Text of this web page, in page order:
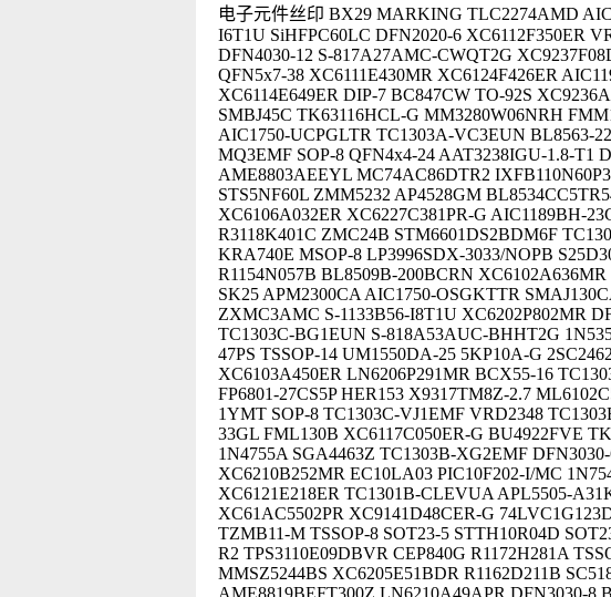
电子元件丝印 BX29 MARKING TLC2274AMD
I6T1U SiHFPC60LC DFN2020-6 XC6112F350ER
DFN4030-12 S-817A27AMC-CWQT2G
QFN5x7-38 XC6111E430MR XC6124F426ER
XC6114E649ER DIP-7 BC847CW TO-92S
SMBJ45C TK63116HCL-G MM3280W06NRH
AIC1750-UCPGLTR TC1303A-VC3EUN BL8563-
MQ3EMF SOP-8 QFN4x4-24 AAT3238IGU-1.8-T1
AME8803AEEYL MC74AC86DTR2
STS5NF60L ZMM5232 AP4528GM
XC6106A032ER XC6227C381PR-G AIC1189BH-
R3118K401C ZMC24B STM6601DS2BDM6F
KRA740E MSOP-8 LP3996SDX-3033/NOPB
R1154N057B BL8509B-200BCRN
SK25 APM2300CA AIC1750-OSGKTTR
ZXMC3AMC S-1133B56-I8T1U XC6202P802MR
TC1303C-BG1EUN S-818A53AUC-BHHT2G
47PS TSSOP-14 UM1550DA-25 5KP10A-G
XC6103A450ER LN6206P291MR BCX55-16
FP6801-27CS5P HER153 X9317TM8Z-2.7
1YMT SOP-8 TC1303C-VJ1EMF VRD2348
33GL FML130B XC6117C050ER-G BU4922FVE
1N4755A SGA4463Z TC1303B-XG2EMF
XC6210B252MR EC10LA03 PIC10F202-I/MC
XC6121E218ER TC1301B-CLEVUA APL5505-
XC61AC5502PR XC9141D48CER-G
TZMB11-M TSSOP-8 SOT23-5 STTH10R04D
R2 TPS3110E09DBVR CEP840G R1172H281A
MMSZ5244BS XC6205E51BDR R1162D211B
AME8819BEFT300Z LN6210A49APR DFN3030-8